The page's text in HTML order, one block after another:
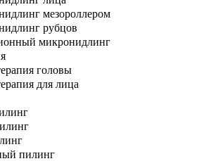
мезороллером
рубцов
микронидлинг
головы
для лица
пилинг